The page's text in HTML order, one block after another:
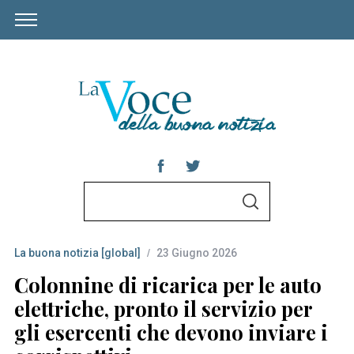
r
c
h
f
o
S
La buona notizia [global] 23 Giugno 2026
Colonnine di ricarica per le auto
elettriche, pronto il servizio per
gli esercenti che devono inviare i